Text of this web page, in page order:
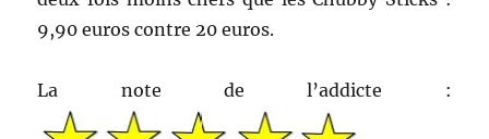
9,90 euros contre 20 euros.
La note de l’addicte :